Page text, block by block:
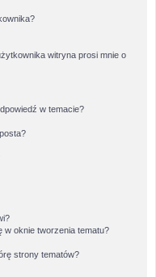
witryna prosi mnie o
w temacie?
w oknie tworzenia tematu?
strony tematów?